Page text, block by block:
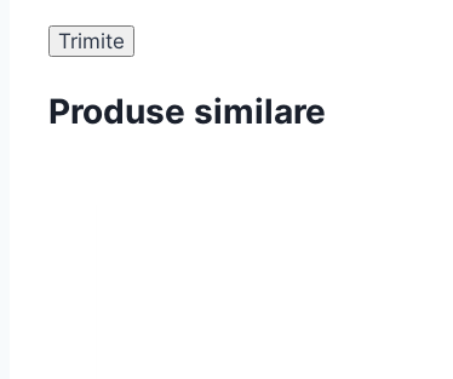
Produse similare